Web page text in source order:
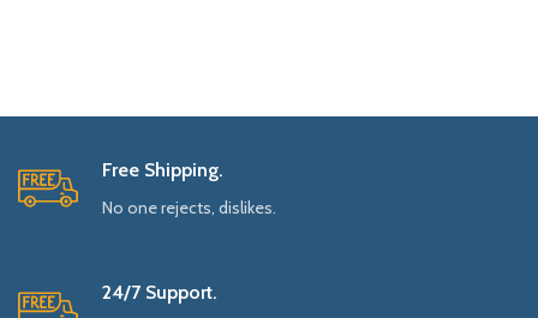
Free Shipping.
No one rejects, dislikes.
24/7 Support.